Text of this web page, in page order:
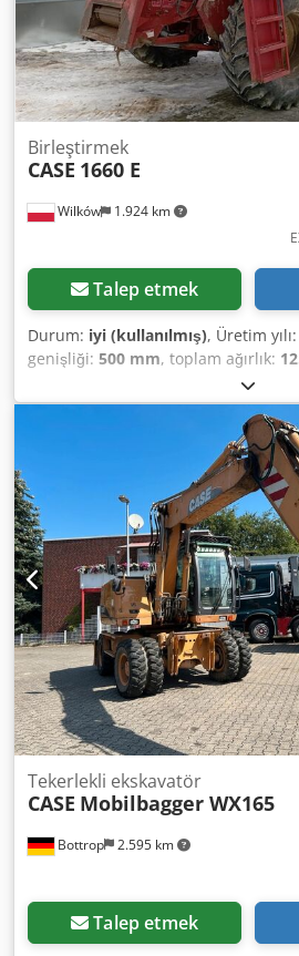
230 V + basınçlı hava. Fiyat, iki
içindir.
Wilków 1.924 km
Birleştirmek
CASE 1660 E
Talep etmek
Durum: iyi (kullanılmış), Üretim yılı:
genişliği: 500 mm, toplam ağırlık:
, CASE IH 1660
IH Modeli: 1660 Yıl: 1987 Çalışma
genişliği: 5,00 m Dsdpfx Amevr
türleri: saman kıyıcı, saman serpme
Bottrop 2.595 km
Tekerlekli ekskavatör
CASE Mobilbagger WX165
Talep etmek